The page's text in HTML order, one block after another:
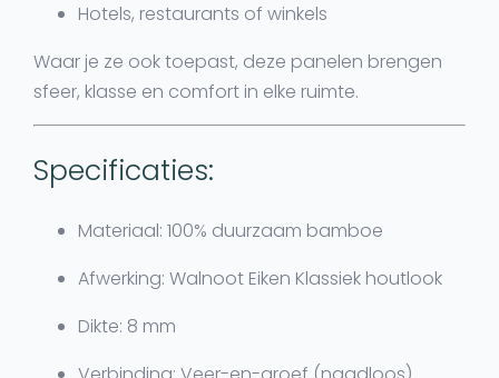
Hotels, restaurants of winkels
Waar je ze ook toepast, deze panelen brengen
sfeer, klasse en comfort in elke ruimte.
Specificaties:
Materiaal: 100% duurzaam bamboe
Afwerking: Walnoot Eiken Klassiek houtlook
Dikte: 8 mm